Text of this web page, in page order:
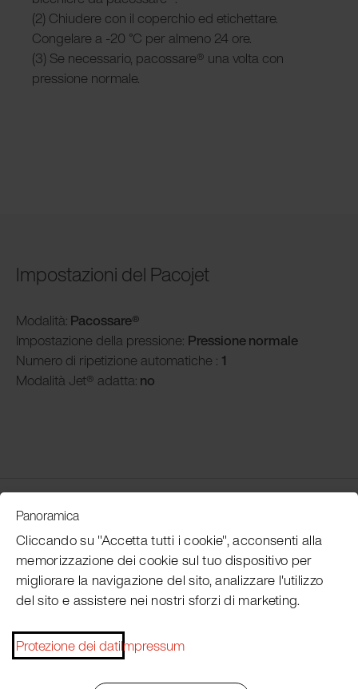
(2) Chiudere con il coperchio ed etichettare.
Congelare a -20 °C per almeno 24 ore.
(3) Se necessario, pacossare® una volta con
pressione normale.
Impostazioni del Pacojet
Modalità: Pacossare®
Impostazione della pressione: Pressione normale
Numero di ripetizione automatiche : 1
Modalità Jet® adatta: no
Customer Service
Subscribe Pacojet Newsletter
Would you like to be regularly updated on news, event
Panoramica
Cliccando su "Accetta tutti i cookie", acconsenti alla
memorizzazione dei cookie sul tuo dispositivo per
migliorare la navigazione del sito, analizzare l'utilizzo
del sito e assistere nei nostri sforzi di marketing.
Protezione dei datiImpressum